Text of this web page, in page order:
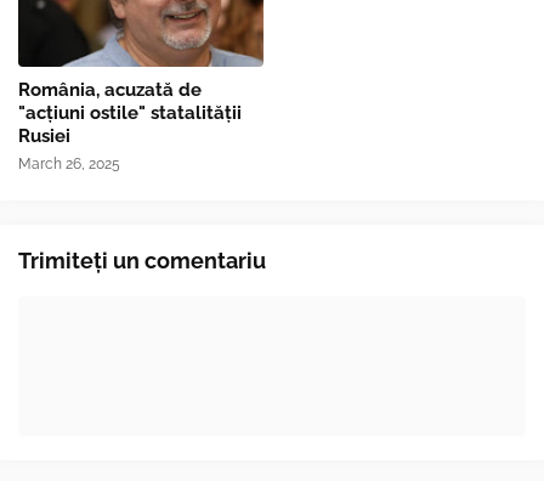
România, acuzată de
"acțiuni ostile" statalității
Rusiei
March 26, 2025
Trimiteți un comentariu